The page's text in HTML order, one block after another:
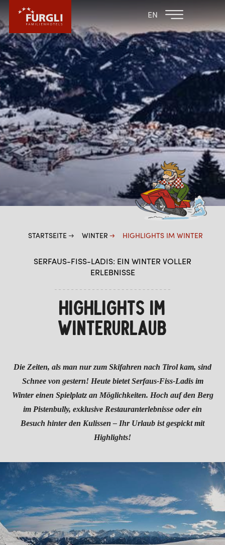
EN
FAMILIENHOTEL
FURGLER
POST
FURGLI HOTELS
KINDER
SOMMER
WINTER
FAMILIENURLAUB IM WINTER
SERFAUS IM WINTER
KINDERSKI
ABSEITS DER PISTEN
LANGLAUFEN
WINTERWANDERN
STARTSEITE WINTER HIGHLIGHTS IM WINTER
SERFAUS-FISS-LADIS: EIN WINTER VOLLER
ERLEBNISSE
HIGHLIGHTS IM
WINTERURLAUB
Die Zeiten, als man nur zum Skifahren nach Tirol kam, sind
Schnee von gestern! Heute bietet Serfaus-Fiss-Ladis im
Winter einen Spielplatz an Möglichkeiten. Hoch auf den Berg
im Pistenbully, exklusive Restauranterlebnisse oder ein
Besuch hinter den Kulissen – Ihr Urlaub ist gespickt mit
Highlights!